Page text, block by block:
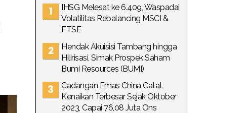
IHSG Melesat ke 6.409, Waspadai
Volatilitas Rebalancing MSCI &
FTSE
Hendak Akuisisi Tambang hingga
Hilirisasi, Simak Prospek Saham
Bumi Resources (BUMI)
Cadangan Emas China Catat
Kenaikan Terbesar Sejak Oktober
2023, Capai 76,08 Juta Ons